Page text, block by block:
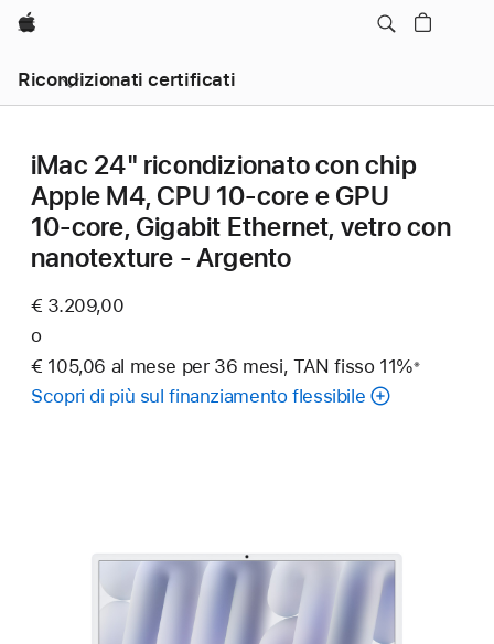
Apple
Ricondizionati certificati
iMac 24" ricondizionato con chip
Apple M4, CPU 10‑core e GPU
10‑core, Gigabit Ethernet, vetro con
nanotexture - Argento
€ 3.209,00
o
€ 105,06 al mese per 36 mesi, TAN fisso 11%※
Scopri di più sul finanziamento flessibile